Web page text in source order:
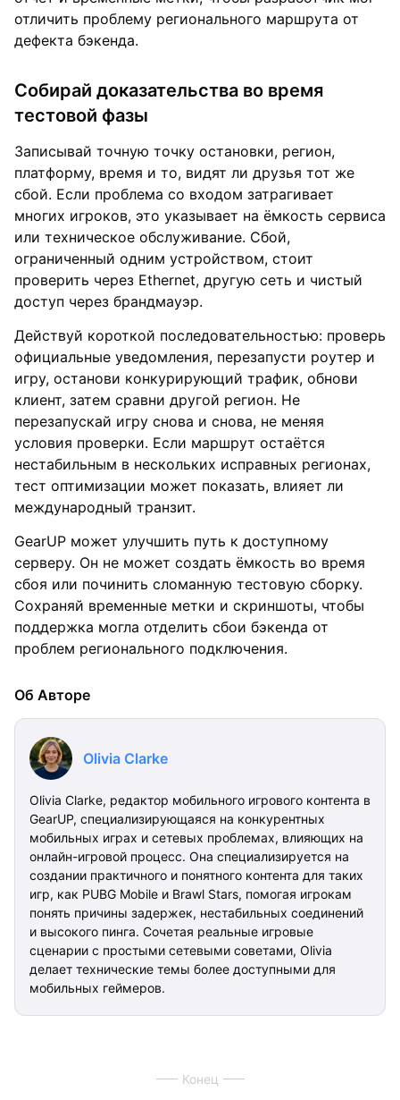
отличить проблему регионального маршрута от
дефекта бэкенда.
Собирай доказательства во время
тестовой фазы
Записывай точную точку остановки, регион,
платформу, время и то, видят ли друзья тот же
сбой. Если проблема со входом затрагивает
многих игроков, это указывает на ёмкость сервиса
или техническое обслуживание. Сбой,
ограниченный одним устройством, стоит
проверить через Ethernet, другую сеть и чистый
доступ через брандмауэр.
Действуй короткой последовательностью: проверь
официальные уведомления, перезапусти роутер и
игру, останови конкурирующий трафик, обнови
клиент, затем сравни другой регион. Не
перезапускай игру снова и снова, не меняя
условия проверки. Если маршрут остаётся
нестабильным в нескольких исправных регионах,
тест оптимизации может показать, влияет ли
международный транзит.
GearUP может улучшить путь к доступному
серверу. Он не может создать ёмкость во время
сбоя или починить сломанную тестовую сборку.
Сохраняй временные метки и скриншоты, чтобы
поддержка могла отделить сбои бэкенда от
проблем регионального подключения.
Об Авторе
Olivia Clarke
Olivia Clarke, редактор мобильного игрового контента в
GearUP, специализирующаяся на конкурентных
мобильных играх и сетевых проблемах, влияющих на
онлайн-игровой процесс. Она специализируется на
создании практичного и понятного контента для таких
игр, как PUBG Mobile и Brawl Stars, помогая игрокам
понять причины задержек, нестабильных соединений
и высокого пинга. Сочетая реальные игровые
сценарии с простыми сетевыми советами, Olivia
делает технические темы более доступными для
мобильных геймеров.
Конец